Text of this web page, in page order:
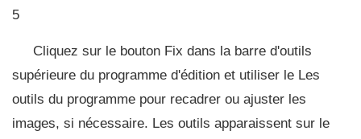
5
Cliquez sur le bouton Fix dans la barre d'outils
supérieure du programme d'édition et utiliser le Les
outils du programme pour recadrer ou ajuster les
images, si nécessaire. Les outils apparaissent sur le